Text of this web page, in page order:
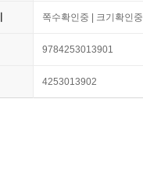
쪽수확인중 | 크기확인중
9784253013901
4253013902